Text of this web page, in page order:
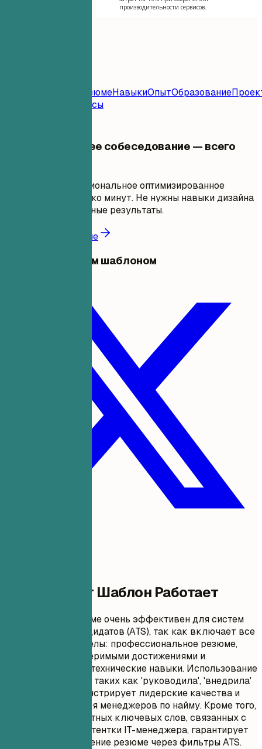
производительности сервисов.
РезюмеНавыкиОпытОбразование
Задаваемые Вопросы
Ваше следующее собеседование — всего
Создайте профессиональное оптимизированное
резюме за несколько минут. Не нужны навыки дизайна
—только проверенные результаты.
Создать моё резюме
Поделиться этим шаблоном
Почему Этот Шаблон Работает
Этот формат резюме очень эффективен для систем
отслеживания кандидатов (ATS), так как включает все
необходимые разделы: профессиональное резюме,
опыт работы с измеримыми достижениями и
соответствующие технические навыки. Использование
глаголов действия, таких как 'руководила', 'внедрила'
и 'улучшила', демонстрирует лидерские качества и
инициативность для менеджеров по найму. Кроме того,
включение конкретных ключевых слов, связанных с
должностью Ассистентки IT-менеджера, гарантирует
успешное прохождение резюме через фильтры ATS.